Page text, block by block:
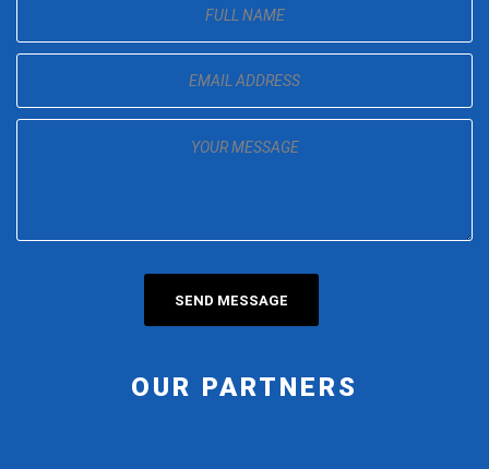
OUR PARTNERS